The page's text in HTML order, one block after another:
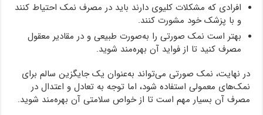
افرادی که مشکلات کلیوی دارند باید در مصرف نمک احتیاط کنند
و با پزشک خود مشورت کنند.
بهتر است نمک صورتی را به‌صورت طبیعی و در مقادیر معقول
مصرف کنید تا از فواید آن بهره‌مند شوید.
در نهایت، نمک صورتی می‌تواند به‌عنوان یک جایگزین سالم برای
نمک‌های معمولی استفاده شود، اما توجه به تعادل و اعتدال در
مصرف آن بسیار مهم است تا از خواص سلامتی آن بهره‌مند شوید.